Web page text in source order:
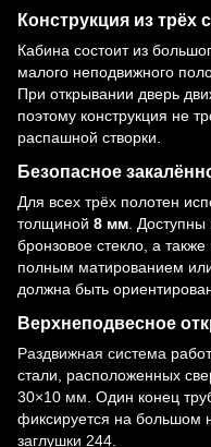
Конструкция из трёх
Кабина состоит из
малого неподвижного
При открывании дверь
поэтому конструкция не
распашной створки.
Безопасное
Для всех трёх полотен
толщиной 8 мм .
бронзовое стекло, а
полным матированием
должна быть
Верхнеподвесное
Раздвижная система
стали, расположенных
30×10 мм . Один конец
фиксируется на большом
заглушки 244